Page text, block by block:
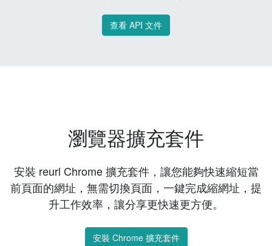
查看 API 文件
瀏覽器擴充套件
安裝 reurl Chrome 擴充套件，讓您能夠快速縮短當
前頁面的網址，無需切換頁面，一鍵完成縮網址，提
升工作效率，讓分享更快速更方便。
安裝 Chrome 擴充套件